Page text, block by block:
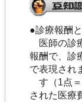
●診療報酬
医師の診
報酬で、診
で表現され
す（1点＝
された医療